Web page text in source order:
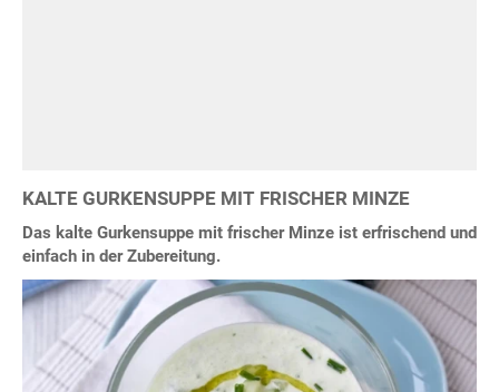
KALTE GURKENSUPPE MIT FRISCHER MINZE
Das kalte Gurkensuppe mit frischer Minze ist erfrischend und
einfach in der Zubereitung.